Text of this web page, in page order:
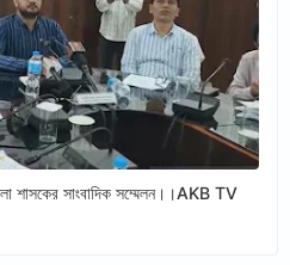
শাসকের সাংবাদিক সম্মেলন।।AKB TV